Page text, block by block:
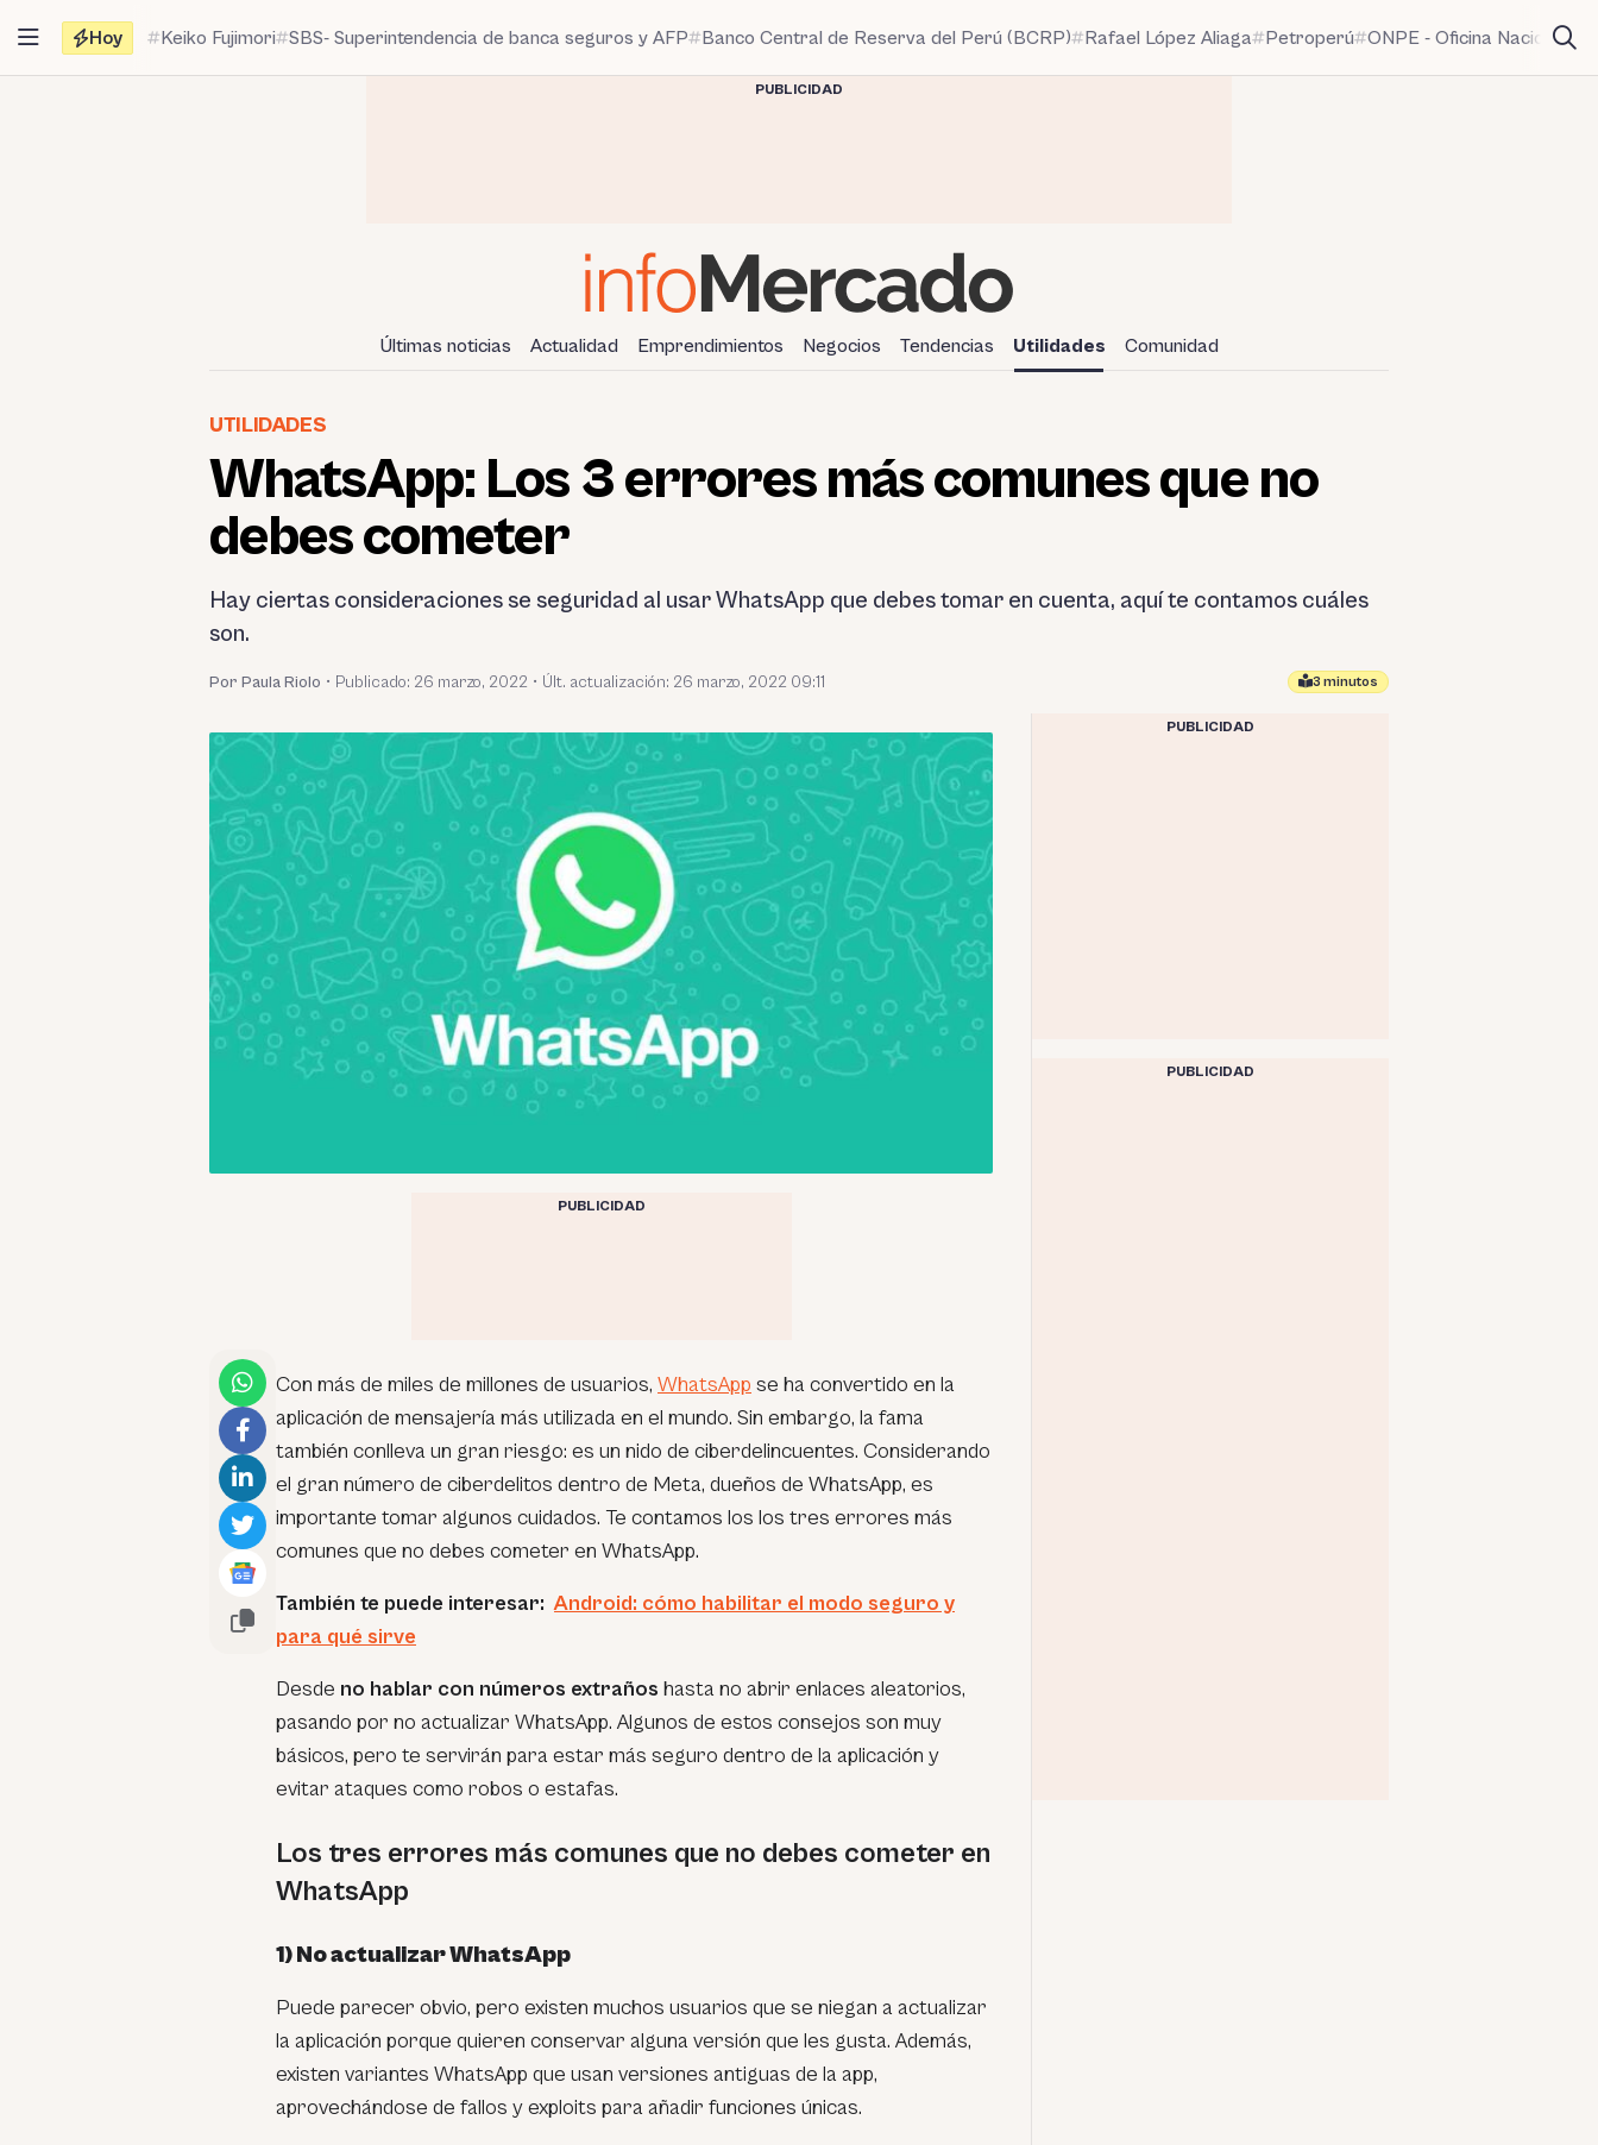
contenido
Hoy Keiko Fujimori SBS- Superintendencia de banca seguros y AFP Banco Central de Reserva del Perú (BCRP) Rafael López Aliaga Petroperú ONPE - Oficina Nacional
PUBLICIDAD
Últimas noticias Actualidad Emprendimientos Negocios Tendencias Utilidades Comunidad
UTILIDADES
WhatsApp: Los 3 errores más comunes que no
debes cometer
Hay ciertas consideraciones se seguridad al usar WhatsApp que debes tomar en cuenta, aquí te contamos cuáles
son.
Por Paula Riolo • Publicado: 26 marzo, 2022 • Últ. actualización: 26 marzo, 2022 09:11 3 minutos
PUBLICIDAD
Con más de miles de millones de usuarios, WhatsApp se ha convertido en la
aplicación de mensajería más utilizada en el mundo. Sin embargo, la fama
también conlleva un gran riesgo: es un nido de ciberdelincuentes. Considerando
el gran número de ciberdelitos dentro de Meta, dueños de WhatsApp, es
importante tomar algunos cuidados. Te contamos los los tres errores más
comunes que no debes cometer en WhatsApp.
También te puede interesar:Android: cómo habilitar el modo seguro y
para qué sirve
Desde no hablar con números extraños hasta no abrir enlaces aleatorios,
pasando por no actualizar WhatsApp. Algunos de estos consejos son muy
básicos, pero te servirán para estar más seguro dentro de la aplicación y
evitar ataques como robos o estafas.
Los tres errores más comunes que no debes cometer en
WhatsApp
1) No actualizar WhatsApp
Puede parecer obvio, pero existen muchos usuarios que se niegan a actualizar
la aplicación porque quieren conservar alguna versión que les gusta. Además,
existen variantes WhatsApp que usan versiones antiguas de la app,
aprovechándose de fallos yexploits para añadir funciones únicas.
PUBLICIDAD
PUBLICIDAD